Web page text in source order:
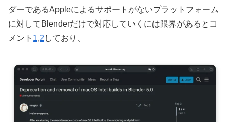
ダーであるAppleによるサポートがないプラットフォーム
に対してBlenderだけで対応していくには限界があるとコ
メント 1,2 しており、